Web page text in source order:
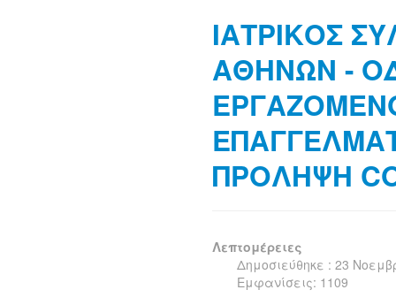
ΙΑΤΡΙΚΟΣ
ΑΘΗΝΩΝ -
ΠΡΟΛΗΨΗ
Λεπτομέρειες
Δημοσιεύθηκε : 23
Εμφανίσεις: 1109